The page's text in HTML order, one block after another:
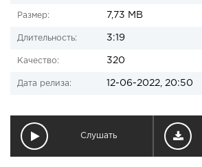
Размер: 7,73 MB
Длительность: 3:19
Качество: 320
Дата релиза: 12-06-2022, 20:50
Слушать